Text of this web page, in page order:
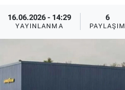
16.06.2026 - 14:29
YAYINLANMA
6
PAYLAŞIM